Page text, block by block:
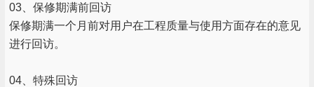
03、保修期满前回访
保修期满一个月前对用户在工程质量与使用方面存在的意见
进行回访。
04、特殊回访